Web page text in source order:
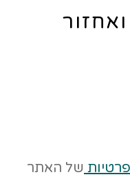
של האתר